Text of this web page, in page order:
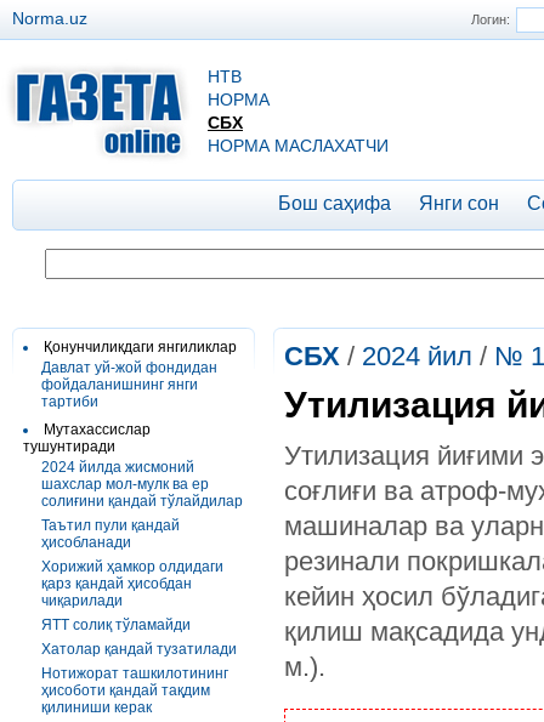
Логин:
Norma.uz
НТВ
НОРМА
СБХ
НОРМА МАСЛАХАТЧИ
Бош саҳифа Янги сон
Қонунчиликдаги янгиликлар
Давлат уй-жой фондидан
фойдаланишнинг янги
тартиби
Мутахассислар
тушунтиради
2024 йилда жисмоний
шахслар мол-мулк ва ер
солиғини қандай тўлайдилар
Таътил пули қандай
ҳисобланади
Хорижий ҳамкор олдидаги
қарз қандай ҳисобдан
чиқарилади
ЯТТ солиқ тўламайди
Хатолар қандай тузатилади
Нотижорат ташкилотининг
ҳисоботи қандай тақдим
қилиниши керак
СБХ / 2024 йил / №
Утилизация
Утилизация йиғими
соғлиғи ва атроф-
машиналар ва
резинали
кейин ҳосил
қилиш мақсадида
м.).